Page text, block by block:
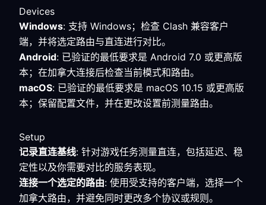
Devices
Windows: 支持 Windows；检查 Clash 兼容客户
端，并将选定路由与直连进行对比。
Android: 已验证的最低要求是 Android 7.0 或更高版
本；在加拿大连接后检查当前模式和路由。
macOS: 已验证的最低要求是 macOS 10.15 或更高版
本；保留配置文件，并在更改设置前测量路由。
Setup
记录直连基线: 针对游戏任务测量直连，包括延迟、稳
定性以及你需要对比的服务表现。
连接一个选定的路由: 使用受支持的客户端，选择一个
加拿大路由，并避免同时更改多个协议或规则。